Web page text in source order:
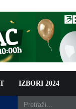
IZBORI 2024